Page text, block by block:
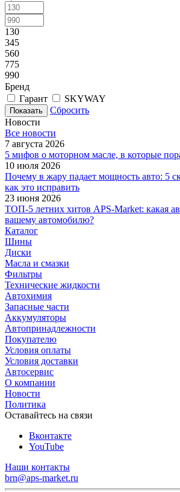
130
345
560
775
990
Бренд
Гарант
SKYWAY
Сбросить
Новости
Все новости
7 августа 2026
5 мифов о моторном масле, в которые
10 июля 2026
Почему в жару падает мощность авто: 5
как это исправить
23 июня 2026
ТОП-5 летних хитов APS-Market: какая
вашему автомобилю?
Каталог
Шины
Диски
Масла и смазки
Фильтры
Технические жидкости
Автохимия
Запасные части
Аккумуляторы
Автопринадлежности
Покупателю
Условия оплаты
Условия доставки
Автосервис
О компании
Новости
Политика
Оставайтесь на связи
Вконтакте
YouTube
Наши контакты
brn@aps-market.ru